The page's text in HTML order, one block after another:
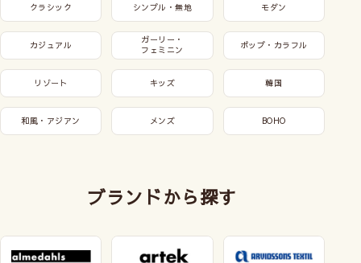
クラシック シンプル・無地 モダン
カジュアル
ガーリー・
フェミニン
ポップ・カラフル
リゾート キッズ 韓国
和風・アジアン メンズ BOHO
ブランドから探す